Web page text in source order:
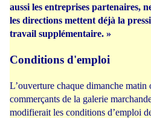
aussi les entreprises partenaires,
les directions mettent déjà la
travail supplémentaire. »
Conditions d'emploi
L’ouverture chaque dimanche matin
commerçants de la galerie
modifierait les conditions d’emploi